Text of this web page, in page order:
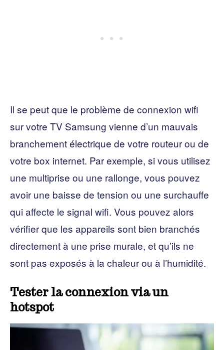
Il se peut que le problème de connexion wifi
sur votre TV Samsung vienne d’un mauvais
branchement électrique de votre routeur ou de
votre box internet. Par exemple, si vous utilisez
une multiprise ou une rallonge, vous pouvez
avoir une baisse de tension ou une surchauffe
qui affecte le signal wifi. Vous pouvez alors
vérifier que les appareils sont bien branchés
directement à une prise murale, et qu’ils ne
sont pas exposés à la chaleur ou à l’humidité.
Tester la connexion via un
hotspot